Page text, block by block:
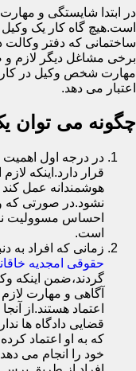
در ابتدا شایستگی و
است.هیچ گاه کار یک
ساختمانی که دفتر وکالت
برخی مشاغل دیگر لازم
مهارت شخص وکیل در
اعتبار می دهد.
چگونه می توان
در درجه اول
قرار دارد.اینکه
هوشمندانه عمل کند
نشود.در صورتی که
احساس مسوولیت
است.
زمانی که افراد به
حقوقی امجدیه
گردند،ضمن اینکه
آگاهی و مهارت
اعتماد هستند.از
قضایی دادگاه ها
که به او اعتماد
خود را انجام می دهد